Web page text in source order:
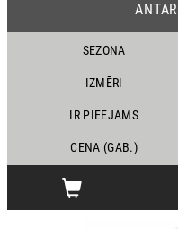
SEZONA
IZMĒRI
IR PIEEJAMS
CENA (GAB.)